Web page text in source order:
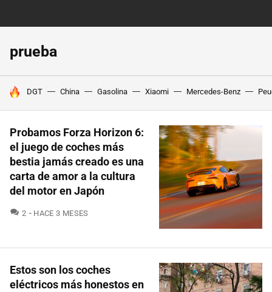
prueba
HOY SE HABLA DE
DGT China Gasolina Xiaomi Mercedes-Benz
Probamos Forza Horizon 6:
el juego de coches más
bestia jamás creado es una
carta de amor a la cultura
del motor en Japón
2 COMENTARIOS
HACE 3 MESES
Estos son los coches
eléctricos más honestos en